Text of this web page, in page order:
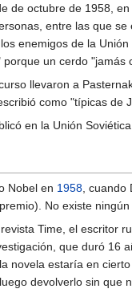
de octubre de 1958,
entre las que
enemigos de la
un cerdo "jamás
llevaron a
como "típicas de
en la Unión
Nobel en 1958 ,
No existe
Time, el escritor
que duró 16
novela estaría en
devolverlo sin que